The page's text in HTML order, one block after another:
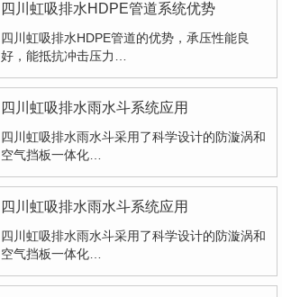
四川虹吸排水HDPE管道系统优势
四川虹吸排水HDPE管道的优势，承压性能良
好，能抵抗冲击压力…
四川虹吸排水雨水斗系统应用
四川虹吸排水雨水斗采用了科学设计的防漩涡和
空气挡板一体化…
四川虹吸排水雨水斗系统应用
四川虹吸排水雨水斗采用了科学设计的防漩涡和
空气挡板一体化…